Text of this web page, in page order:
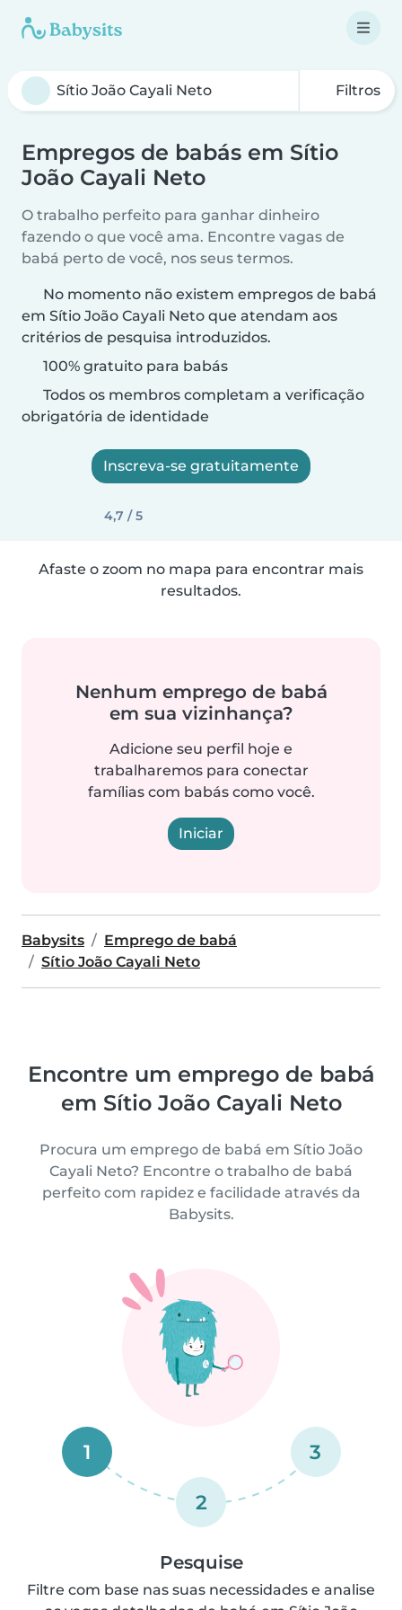
Filtros
Empregos de babás em Sítio
João Cayali Neto
O trabalho perfeito para ganhar dinheiro
fazendo o que você ama. Encontre vagas de
babá perto de você, nos seus termos.
No momento não existem empregos de babá
em Sítio João Cayali Neto que atendam aos
critérios de pesquisa introduzidos.
100% gratuito para babás
Todos os membros completam a verificação
obrigatória de identidade
Inscreva-se gratuitamente
4,7 / 5
Afaste o zoom no mapa para encontrar mais
resultados.
Nenhum emprego de babá
em sua vizinhança?
Adicione seu perfil hoje e
trabalharemos para conectar
famílias com babás como você.
Iniciar
Babysits
Emprego de babá
Sítio João Cayali Neto
Encontre um emprego de babá
em Sítio João Cayali Neto
Procura um emprego de babá em Sítio João
Cayali Neto? Encontre o trabalho de babá
perfeito com rapidez e facilidade através da
Babysits.
1
2
3
Pesquise
Filtre com base nas suas necessidades e analise